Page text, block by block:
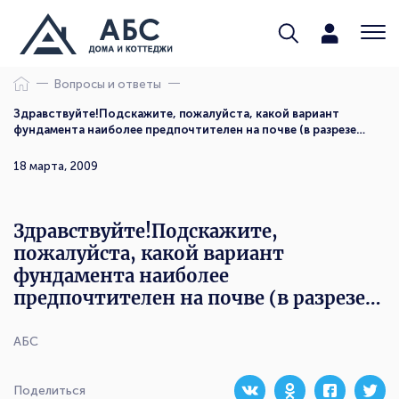
Вопросы и ответы
Здравствуйте!Подскажите, пожалуйста, какой вариант
фундамента наиболее предпочтителен на почве (в разрезе…
АБС
18 марта, 2009
Здравствуйте!Подскажите,
пожалуйста, какой вариант
фундамента наиболее
предпочтителен на почве (в разрезе…
Поделиться